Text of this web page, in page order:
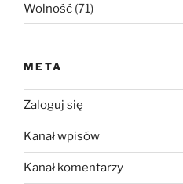
Wolność (71)
META
Zaloguj się
Kanał wpisów
Kanał komentarzy